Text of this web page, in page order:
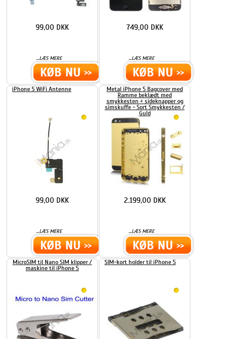
...LÆS MERE
99,00 DKK
...LÆS MERE
749,00 DKK
iPhone 5 WiFi Antenne
...LÆS MERE
99,00 DKK
Metal iPhone 5 Bagcover med
Ramme beklædt med
smykkesten + sideknapper og
simskuffe - Sort Smykkesten /
Guld
...LÆS MERE
2.199,00 DKK
MicroSIM til Nano SIM klipper /
maskine til iPhone 5
SIM-kort holder til iPhone 5